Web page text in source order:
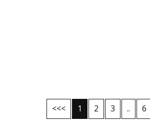
<<< 1 2 3 .. 6